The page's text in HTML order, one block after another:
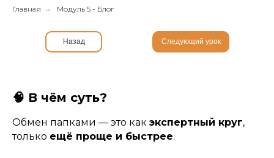
Главная → Модуль 5 - Блог
Назад Следующий урок
🧠 В чём суть?
Обмен папками — это как экспертный круг,
только ещё проще и быстрее.